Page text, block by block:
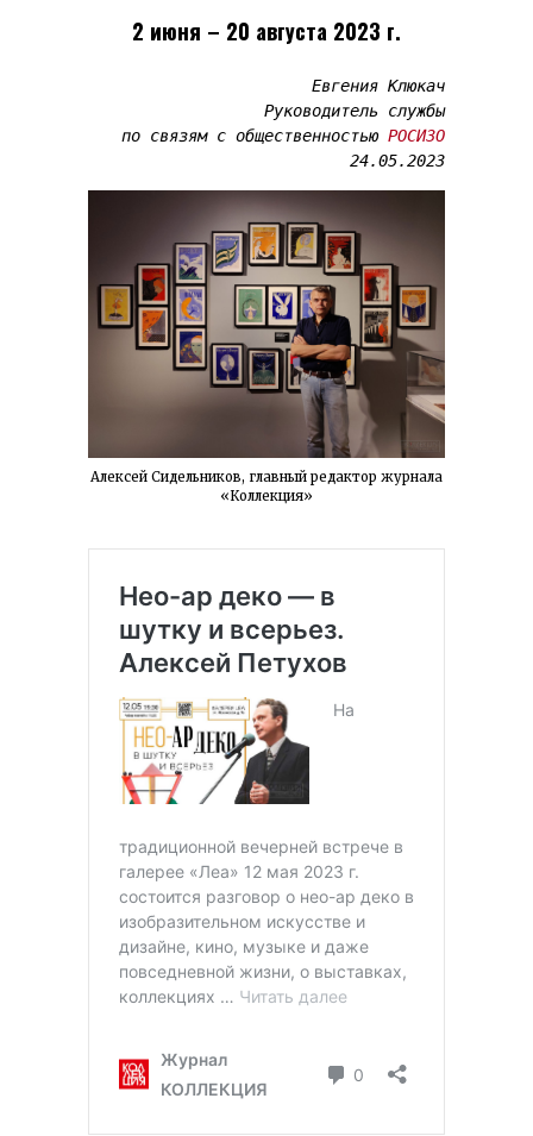
2 июня – 20 августа 2023 г.
Евгения Клюкач
Руководитель службы
по связям с общественностью РОСИЗО
Алексей Сидельников, главный редактор журнала
«Коллекция»